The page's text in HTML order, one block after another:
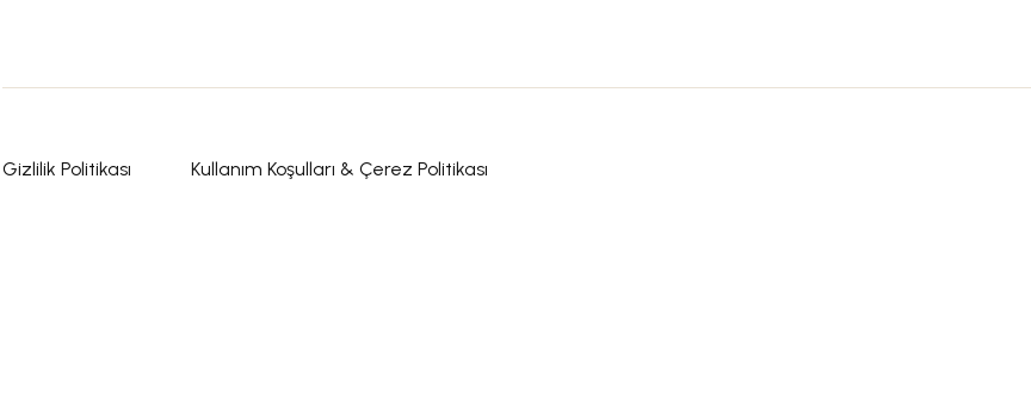
Gizlilik Politikası Kullanım Koşulları & Çerez Politikası